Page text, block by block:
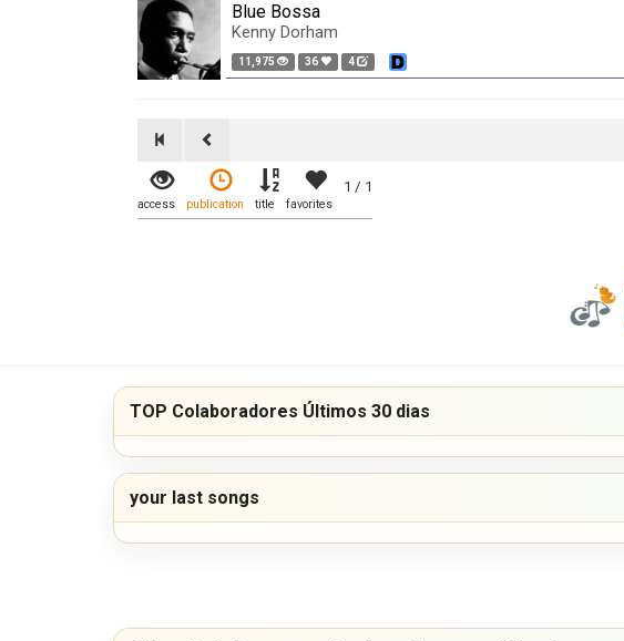
Blue Bossa
Kenny Dorham
11,975 36 4
1 / 1
access publication title favorites
TOP Colaboradores Últimos 30 dias
your last songs